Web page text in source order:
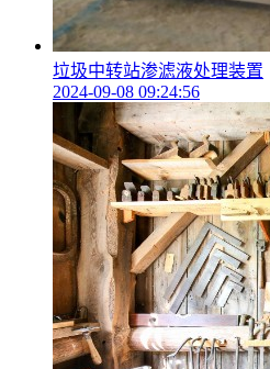
垃圾中转站渗滤液处理装置
2024-09-08 09:24:56